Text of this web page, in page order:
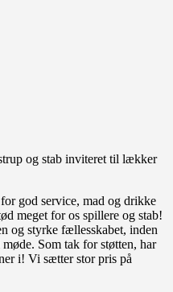
og stab inviteret til lækker
god service, mad og drikke
meget for os spillere og stab!
og styrke fællesskabet, inden
Som tak for støtten, har
i! Vi sætter stor pris på